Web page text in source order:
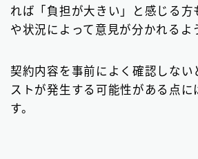
れば「負担が大きい」と感じる方
や状況によって意見が分かれるよ
契約内容を事前によく確認しない
ストが発生する可能性がある点に
す。